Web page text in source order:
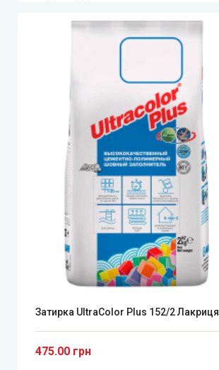
Затирка UltraColor Plus 152/2 Лакриця
475.00 грн